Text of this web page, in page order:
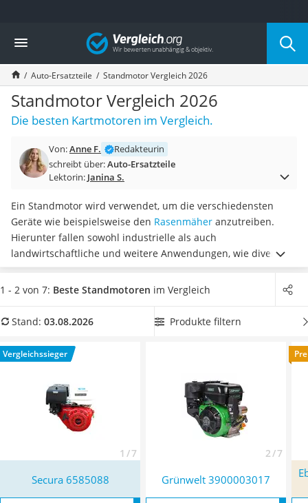
Die beliebtesten Vergleiche nach Kategorie
Auto & Motor
Fahrradträger-Anhängerkupplung (4 Fahrräder)
Fahrradträger
Fahrradträger (Anhängerkupplung)
Fahrradträger 3 Fahrräder
Benzinkanister (20 l)
Fahrradträger E-Bike
Benzinkanister
Wagenheber 3t
AGM-Batterie Wohnmobil
Thule-Fahrradträger
FM-Transmitter
Sommerreifen 205/55 R16
Autobatterie-Ladegerät
Alkoholtester
Diesel-Additiv
Wagenheber
Vergleich
Auto-Ersatzteile Standmotor Vergleich 2026
Standmotor Vergleich 2026
Die besten Kartmotoren im Vergleich.
Von:Anne F.
Redakteurin
schreibt über:Auto-Ersatzteile
Lektorin: Janina S.
Ein Standmotor wird verwendet, um die verschiedensten
Geräte wie beispielsweise den Rasenmäher anzutreiben.
Hierunter fallen sowohl industrielle als auch
landwirtschaftliche und weitere Anwendungen, wie diverse
Tests im Internet zeigen. Damit der Motor beim Betrieb nicht
beschädigt wird,sollte er immer über eine
automatisches Abschalten bei geringem Ölstand.
Standmotor, damit Sie diesen auch im Winter draußen
verwenden können. Überzeugt hat uns hier im August 2026
Secura 6585088* mit seinen
Eigenschaften.
1 - 2 von 7: Beste Standmotoren im Vergleich
Stand: 03.08.2026 Produkte filtern
Vergleichssieger
1 / 7 2 / 7
Secura 6585088 Grünwelt 3900003017